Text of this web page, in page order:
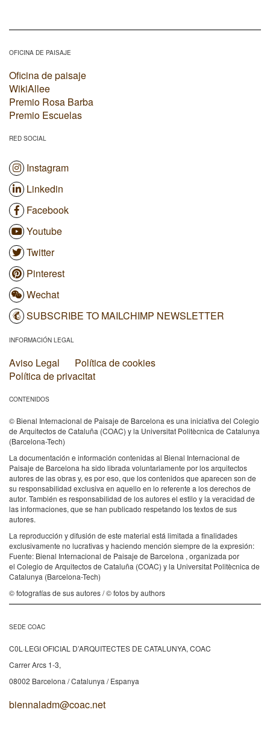
OFICINA DE PAISAJE
Oficina de paisaje
WikiAllee
Premio Rosa Barba
Premio Escuelas
RED SOCIAL
Instagram
Linkedin
Facebook
Youtube
Twitter
Pinterest
Wechat
SUBSCRIBE TO MAILCHIMP NEWSLETTER
INFORMACIÓN LEGAL
Aviso Legal
Política de cookies
Política de privacitat
CONTENIDOS
© Bienal Internacional de Paisaje de Barcelona es una iniciativa del Colegio
de Arquitectos de Cataluña (COAC) y la Universitat Politècnica de Catalunya
(Barcelona-Tech)
La documentación e información contenidas al Bienal Internacional de
Paisaje de Barcelona ha sido librada voluntariamente por los arquitectos
autores de las obras y, es por eso, que los contenidos que aparecen son de
su responsabilidad exclusiva en aquello en lo referente a los derechos de
autor. También es responsabilidad de los autores el estilo y la veracidad de
las informaciones, que se han publicado respetando los textos de sus
autores.
La reproducción y difusión de este material está limitada a finalidades
exclusivamente no lucrativas y haciendo mención siempre de la expresión:
Fuente: Bienal Internacional de Paisaje de Barcelona , organizada por
el Colegio de Arquitectos de Cataluña (COAC) y la Universitat Politècnica de
Catalunya (Barcelona-Tech)
© fotografías de sus autores / © fotos by authors
SEDE COAC
C0L·LEGI OFICIAL D’ARQUITECTES DE CATALUNYA, COAC
Carrer Arcs 1-3,
08002 Barcelona / Catalunya / Espanya
biennaladm@coac.net